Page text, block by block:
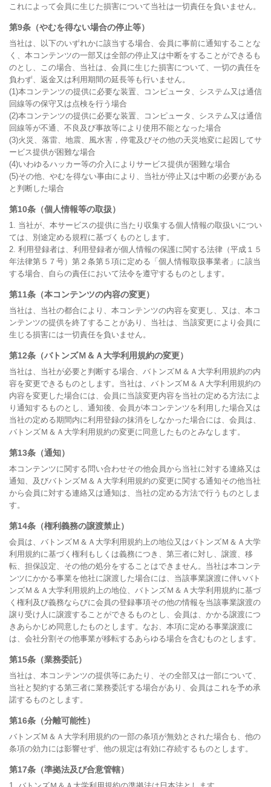
これによって会員に生じた損害について当社は一切責任を負いません。
第9条（やむを得ない場合の停止等）
当社は、以下のいずれかに該当する場合、会員に事前に通知することな
く、本コンテンツの一部又は全部の停止又は中断をすることができるも
のとし、この場合、当社は、会員に生じた損害について、一切の責任を
負わず、返金又は利用期間の延長等も行いません。
(1)本コンテンツの提供に必要な装置、コンピュータ、システム又は通信
回線等の保守又は点検を行う場合
(2)本コンテンツの提供に必要な装置、コンピュータ、システム又は通信
回線等が不通、不良及び事故等により使用不能となった場合
(3)火災、落雷、地震、風水害，停電及びその他の天災地変に起因してサ
ービス提供が困難な場合
(4)いわゆるハッカー等の介入によりサービス提供が困難な場合
(5)その他、やむを得ない事由により、当社が停止又は中断の必要がある
と判断した場合
第10条（個人情報等の取扱）
1. 当社が、本サービスの提供に当たり収集する個人情報の取扱いについ
ては、別途定める規程に基づくものとします。
2. 利用登録者は、利用登録者が個人情報の保護に関する法律（平成１５
年法律第５７号）第２条第５項に定める「個人情報取扱事業者」に該当
する場合、自らの責任において法令を遵守するものとします。
第11条（本コンテンツの内容の変更）
当社は、当社の都合により、本コンテンツの内容を変更し、又は、本コ
ンテンツの提供を終了することがあり、当社は、当該変更により会員に
生じる損害には一切責任を負いません。
第12条（バトンズＭ＆Ａ大学利用規約の変更）
当社は、当社が必要と判断する場合、バトンズＭ＆Ａ大学利用規約の内
容を変更できるものとします。当社は、バトンズＭ＆Ａ大学利用規約の
内容を変更した場合には、会員に当該変更内容を当社の定める方法によ
り通知するものとし、通知後、会員が本コンテンツを利用した場合又は
当社の定める期間内に利用登録の抹消をしなかった場合には、会員は、
バトンズＭ＆Ａ大学利用規約の変更に同意したものとみなします。
第13条（通知）
本コンテンツに関する問い合わせその他会員から当社に対する連絡又は
通知、及びバトンズＭ＆Ａ大学利用規約の変更に関する通知その他当社
から会員に対する連絡又は通知は、当社の定める方法で行うものとしま
す。
第14条（権利義務の譲渡禁止）
会員は、バトンズＭ＆Ａ大学利用規約上の地位又はバトンズＭ＆Ａ大学
利用規約に基づく権利もしくは義務につき、第三者に対し、譲渡、移
転、担保設定、その他の処分をすることはできません。当社は本コンテ
ンツにかかる事業を他社に譲渡した場合には、当該事業譲渡に伴いバト
ンズＭ＆Ａ大学利用規約上の地位、バトンズＭ＆Ａ大学利用規約に基づ
く権利及び義務ならびに会員の登録事項その他の情報を当該事業譲渡の
譲り受け人に譲渡することができるものとし、会員は、かかる譲渡につ
きあらかじめ同意したものとします。なお、本項に定める事業譲渡に
は、会社分割その他事業が移転するあらゆる場合を含むものとします。
第15条（業務委託）
当社は、本コンテンツの提供等にあたり、その全部又は一部について、
当社と契約する第三者に業務委託する場合があり、会員はこれを予め承
諾するものとします。
第16条（分離可能性）
バトンズＭ＆Ａ大学利用規約の一部の条項が無効とされた場合も、他の
条項の効力には影響せず、他の規定は有効に存続するものとします。
第17条（準拠法及び合意管轄）